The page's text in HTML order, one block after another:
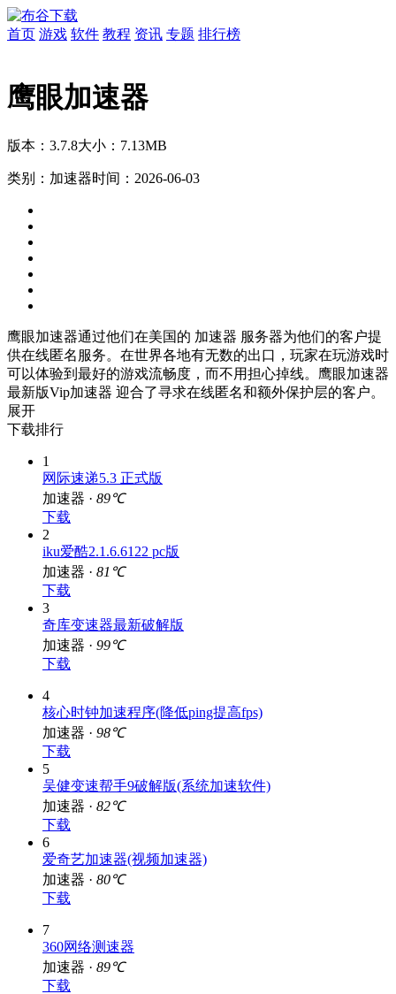
首页 游戏 软件 教程 资讯 专题 排行榜
鹰眼加速器
版本：3.7.8大小：7.13MB
类别：加速器时间：2026-06-03
鹰眼加速器通过他们在美国的 加速器 服务器为他们的客户提
供在线匿名服务。在世界各地有无数的出口，玩家在玩游戏时
可以体验到最好的游戏流畅度，而不用担心掉线。鹰眼加速器
最新版Vip加速器 迎合了寻求在线匿名和额外保护层的客户。
展开
下载排行
1
网际速递5.3 正式版
加速器 · 89℃
下载
2
iku爱酷2.1.6.6122 pc版
加速器 · 81℃
下载
3
奇库变速器最新破解版
加速器 · 99℃
下载
4
核心时钟加速程序(降低ping提高fps)
加速器 · 98℃
下载
5
吴健变速帮手9破解版(系统加速软件)
加速器 · 82℃
下载
6
爱奇艺加速器(视频加速器)
加速器 · 80℃
下载
7
360网络测速器
加速器 · 89℃
下载